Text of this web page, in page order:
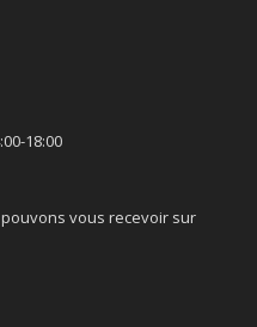
18:00
vous recevoir sur